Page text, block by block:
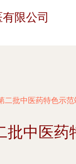
限公司
二批中医药特色示
批中医药